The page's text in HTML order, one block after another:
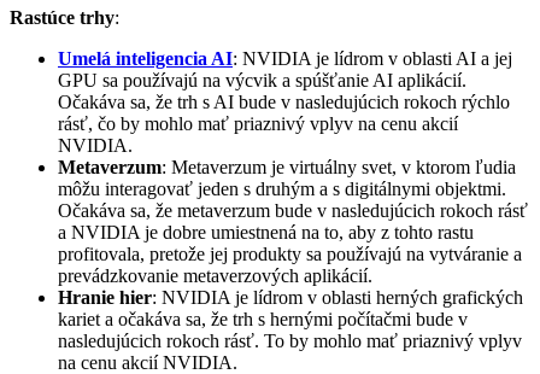
Rastúce trhy:
Umelá inteligencia AI: NVIDIA je lídrom v oblasti AI a jej
GPU sa používajú na výcvik a spúšťanie AI aplikácií.
Očakáva sa, že trh s AI bude v nasledujúcich rokoch rýchlo
rásť, čo by mohlo mať priaznivý vplyv na cenu akcií
NVIDIA.
Metaverzum: Metaverzum je virtuálny svet, v ktorom ľudia
môžu interagovať jeden s druhým a s digitálnymi objektmi.
Očakáva sa, že metaverzum bude v nasledujúcich rokoch rásť
a NVIDIA je dobre umiestnená na to, aby z tohto rastu
profitovala, pretože jej produkty sa používajú na vytváranie a
prevádzkovanie metaverzových aplikácií.
Hranie hier: NVIDIA je lídrom v oblasti herných grafických
kariet a očakáva sa, že trh s hernými počítačmi bude v
nasledujúcich rokoch rásť. To by mohlo mať priaznivý vplyv
na cenu akcií NVIDIA.